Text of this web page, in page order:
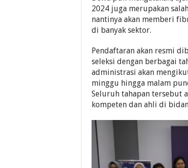
2024 juga merupakan
nantinya akan memberi
di banyak sektor.
Pendaftaran akan resmi
seleksi dengan berbagai
administrasi akan
minggu hingga malam
Seluruh tahapan tersebut
kompeten dan ahli di